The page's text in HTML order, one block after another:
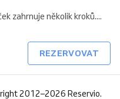
zahrnuje několik kroků....
REZERVOVAT
2012–2026 Reservio.